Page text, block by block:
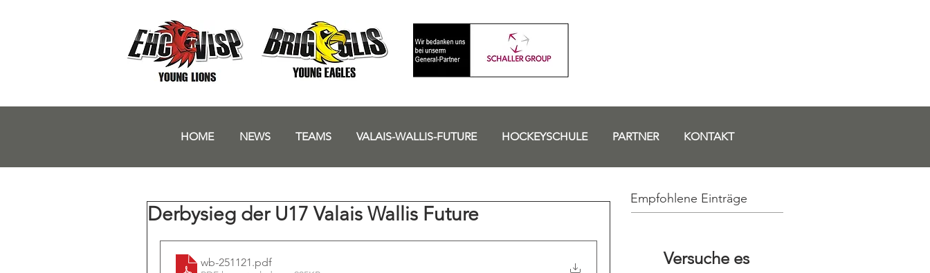
EHC Visp
HOME NEWS TEAMS VALAIS-WALLIS-FUTURE HOCKEYSCHULE PARTNER KONTAKT
Derbysieg der U17 Valais Wallis Future
wb-251121 .pdf
Empfohlene Einträge
Versuche es